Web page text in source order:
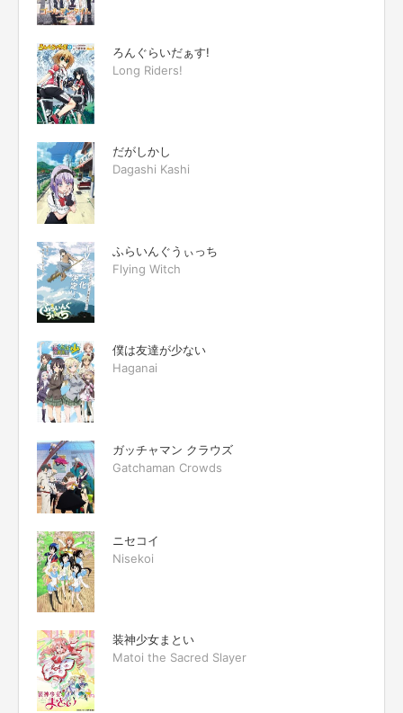
ろんぐらいだぁす!
Long Riders!
だがしかし
Dagashi Kashi
ふらいんぐうぃっち
Flying Witch
僕は友達が少ない
Haganai
ガッチャマン クラウズ
Gatchaman Crowds
ニセコイ
Nisekoi
装神少女まとい
Matoi the Sacred Slayer